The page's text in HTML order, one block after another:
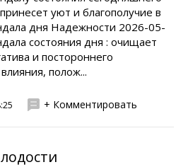
уют и благополучие в
дня Надежности 2026-05-
состояния дня : очищает
и постороннего
полож...
+ Комментировать